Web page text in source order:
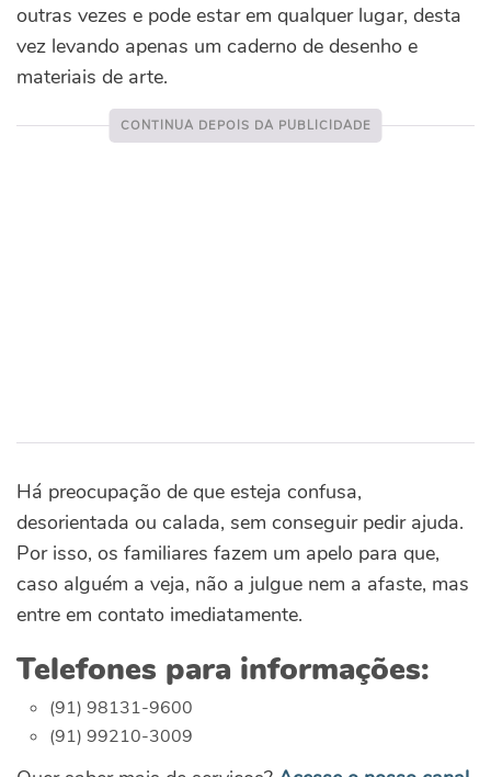
outras vezes e pode estar em qualquer lugar, desta
vez levando apenas um caderno de desenho e
materiais de arte.
Há preocupação de que esteja confusa,
desorientada ou calada, sem conseguir pedir ajuda.
Por isso, os familiares fazem um apelo para que,
caso alguém a veja, não a julgue nem a afaste, mas
entre em contato imediatamente.
Telefones para informações:
(91) 98131-9600
(91) 99210-3009